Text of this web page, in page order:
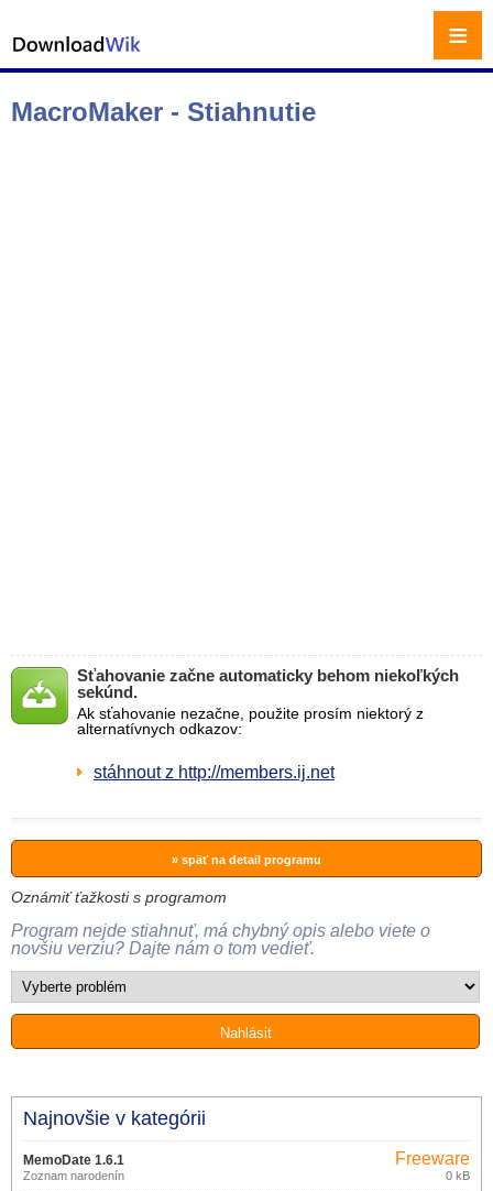
MacroMaker - Stiahnutie
Sťahovanie začne automaticky behom niekoľkých
sekúnd.
Ak sťahovanie nezačne, použite prosím niektorý z
alternatívnych odkazov:
stáhnout z http://members.ij.net
» späť na detail programu
Oznámiť ťažkosti s programom
Program nejde stiahnuť, má chybný opis alebo viete o
novšiu verziu? Dajte nám o tom vedieť.
Najnovšie v kategórii
MemoDate 1.6.1
Zoznam narodenín
Freeware
0 kB
≡